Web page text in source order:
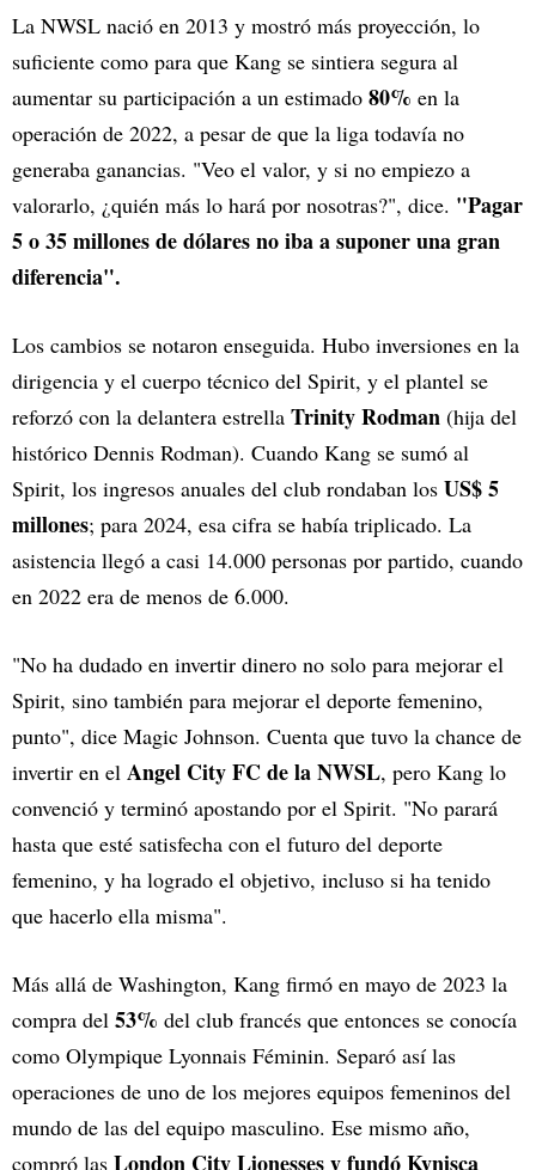
La NWSL nació en 2013 y mostró más proyección, lo
suficiente como para que Kang se sintiera segura al
aumentar su participación a un estimado 80% en la
operación de 2022, a pesar de que la liga todavía no
generaba ganancias. "Veo el valor, y si no empiezo a
valorarlo, ¿quién más lo hará por nosotras?", dice. "Pagar
5 o 35 millones de dólares no iba a suponer una gran
diferencia".
Los cambios se notaron enseguida. Hubo inversiones en la
dirigencia y el cuerpo técnico del Spirit, y el plantel se
reforzó con la delantera estrella Trinity Rodman (hija del
histórico Dennis Rodman). Cuando Kang se sumó al
Spirit, los ingresos anuales del club rondaban los US$ 5
millones; para 2024, esa cifra se había triplicado. La
asistencia llegó a casi 14.000 personas por partido, cuando
en 2022 era de menos de 6.000.
"No ha dudado en invertir dinero no solo para mejorar el
Spirit, sino también para mejorar el deporte femenino,
punto", dice Magic Johnson. Cuenta que tuvo la chance de
invertir en el Angel City FC de la NWSL, pero Kang lo
convenció y terminó apostando por el Spirit. "No parará
hasta que esté satisfecha con el futuro del deporte
femenino, y ha logrado el objetivo, incluso si ha tenido
que hacerlo ella misma".
Más allá de Washington, Kang firmó en mayo de 2023 la
compra del 53% del club francés que entonces se conocía
como Olympique Lyonnais Féminin. Separó así las
operaciones de uno de los mejores equipos femeninos del
mundo de las del equipo masculino. Ese mismo año,
compró las London City Lionesses y fundó Kynisca